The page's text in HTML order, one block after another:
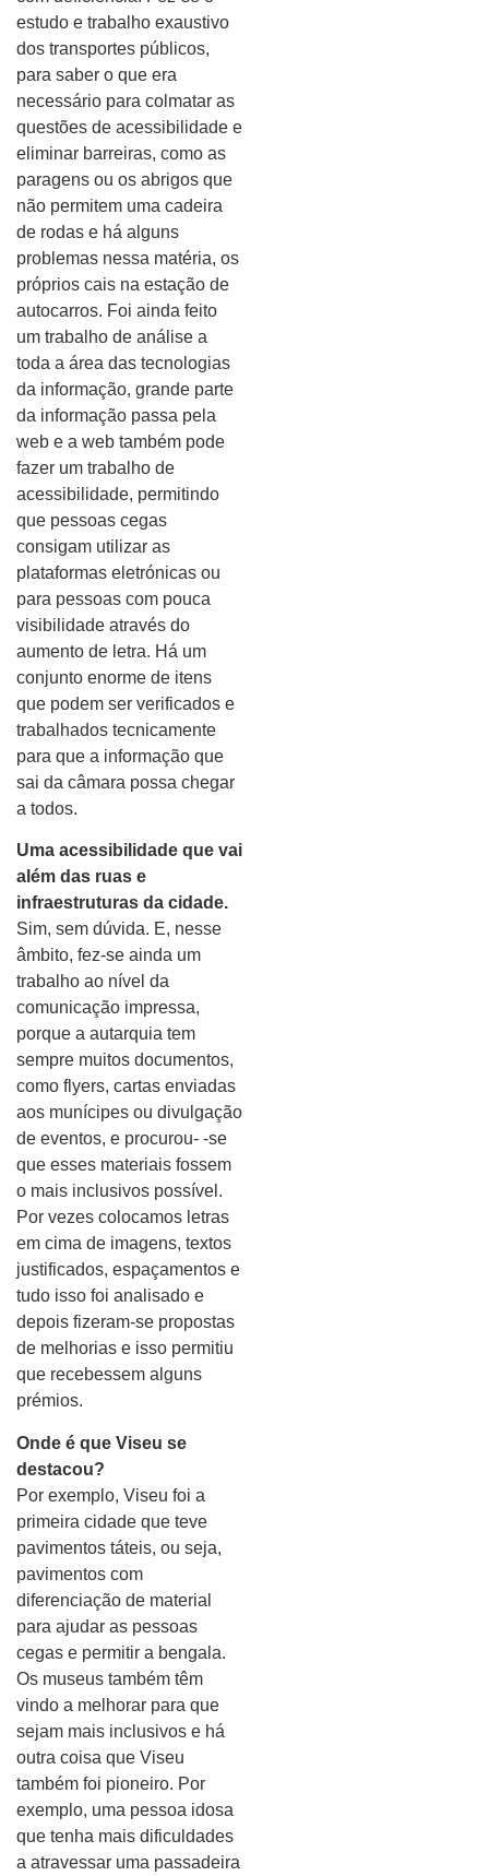
estudo e trabalho exaustivo
dos transportes públicos,
para saber o que era
necessário para colmatar as
questões de acessibilidade e
eliminar barreiras, como as
paragens ou os abrigos que
não permitem uma cadeira
de rodas e há alguns
problemas nessa matéria, os
próprios cais na estação de
autocarros. Foi ainda feito
um trabalho de análise a
toda a área das tecnologias
da informação, grande parte
da informação passa pela
web e a web também pode
fazer um trabalho de
acessibilidade, permitindo
que pessoas cegas
consigam utilizar as
plataformas eletrónicas ou
para pessoas com pouca
visibilidade através do
aumento de letra. Há um
conjunto enorme de itens
que podem ser verificados e
trabalhados tecnicamente
para que a informação que
sai da câmara possa chegar
a todos.
Uma acessibilidade que vai
além das ruas e
infraestruturas da cidade.
Sim, sem dúvida. E, nesse
âmbito, fez-se ainda um
trabalho ao nível da
comunicação impressa,
porque a autarquia tem
sempre muitos documentos,
como flyers, cartas enviadas
aos munícipes ou divulgação
de eventos, e procurou- -se
que esses materiais fossem
o mais inclusivos possível.
Por vezes colocamos letras
em cima de imagens, textos
justificados, espaçamentos e
tudo isso foi analisado e
depois fizeram-se propostas
de melhorias e isso permitiu
que recebessem alguns
prémios.
Onde é que Viseu se
destacou?
Por exemplo, Viseu foi a
primeira cidade que teve
pavimentos táteis, ou seja,
pavimentos com
diferenciação de material
para ajudar as pessoas
cegas e permitir a bengala.
Os museus também têm
vindo a melhorar para que
sejam mais inclusivos e há
outra coisa que Viseu
também foi pioneiro. Por
exemplo, uma pessoa idosa
que tenha mais dificuldades
a atravessar uma passadeira